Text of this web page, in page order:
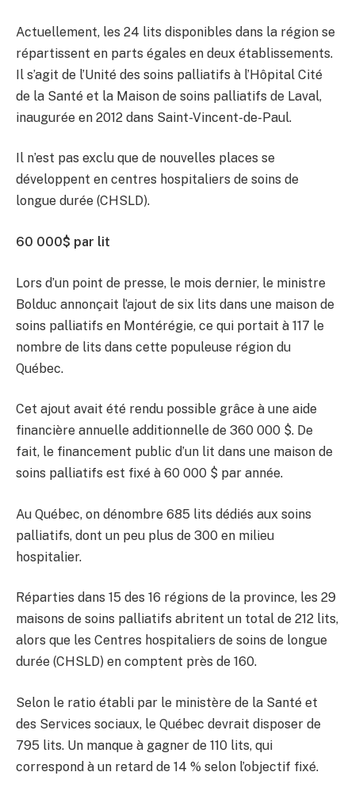
Actuellement, les 24 lits disponibles dans la région se
répartissent en parts égales en deux établissements.
Il s’agit de l’Unité des soins palliatifs à l’Hôpital Cité
de la Santé et la Maison de soins palliatifs de Laval,
inaugurée en 2012 dans Saint-Vincent-de-Paul.
Il n’est pas exclu que de nouvelles places se
développent en centres hospitaliers de soins de
longue durée (CHSLD).
60 000$ par lit
Lors d’un point de presse, le mois dernier, le ministre
Bolduc annonçait l’ajout de six lits dans une maison de
soins palliatifs en Montérégie, ce qui portait à 117 le
nombre de lits dans cette populeuse région du
Québec.
Cet ajout avait été rendu possible grâce à une aide
financière annuelle additionnelle de 360 000 $. De
fait, le financement public d’un lit dans une maison de
soins palliatifs est fixé à 60 000 $ par année.
Au Québec, on dénombre 685 lits dédiés aux soins
palliatifs, dont un peu plus de 300 en milieu
hospitalier.
Réparties dans 15 des 16 régions de la province, les 29
maisons de soins palliatifs abritent un total de 212 lits,
alors que les Centres hospitaliers de soins de longue
durée (CHSLD) en comptent près de 160.
Selon le ratio établi par le ministère de la Santé et
des Services sociaux, le Québec devrait disposer de
795 lits. Un manque à gagner de 110 lits, qui
correspond à un retard de 14 % selon l’objectif fixé.